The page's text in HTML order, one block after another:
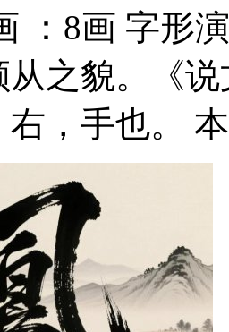
：8画 字形
从之貌。《
右，手也。